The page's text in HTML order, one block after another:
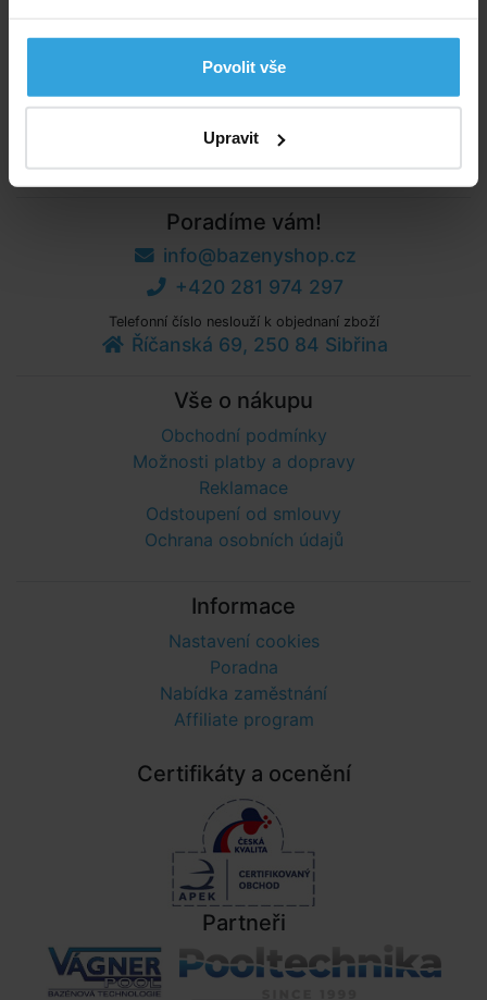
Povolit vše
Upravit
Poradíme vám!
info@bazenyshop.cz
+420 281 974 297
Telefonní číslo neslouží k objednaní zboží
Říčanská 69, 250 84 Sibřina
Vše o nákupu
Obchodní podmínky
Možnosti platby a dopravy
Reklamace
Odstoupení od smlouvy
Ochrana osobních údajů
Informace
Nastavení cookies
Poradna
Nabídka zaměstnání
Affiliate program
Certifikáty a ocenění
Partneři